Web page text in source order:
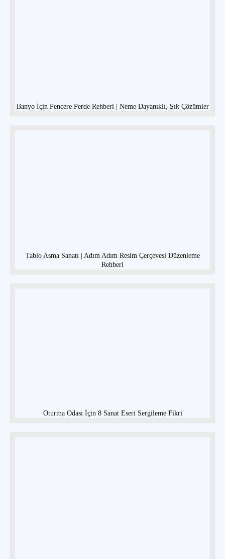
Banyo İçin Pencere Perde Rehberi | Neme Dayanıklı, Şık Çözümler
Tablo Asma Sanatı | Adım Adım Resim Çerçevesi Düzenleme
Rehberi
Oturma Odası İçin 8 Sanat Eseri Sergileme Fikri